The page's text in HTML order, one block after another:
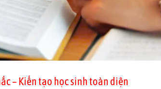
– Kiến tạo học sinh toàn diện